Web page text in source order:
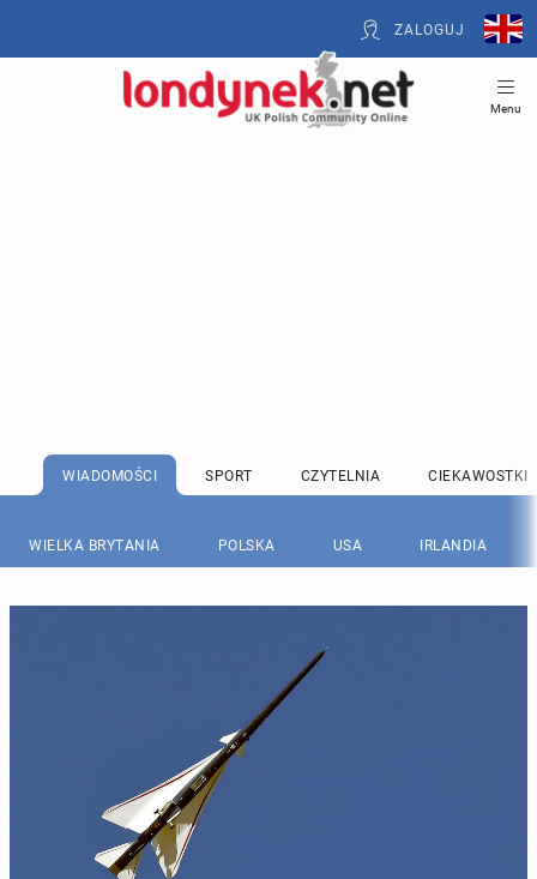
ZALOGUJ
Menu
WIADOMOŚCI SPORT CZYTELNIA CIEKAWOSTKI
WIELKA BRYTANIA POLSKA USA IRLANDIA